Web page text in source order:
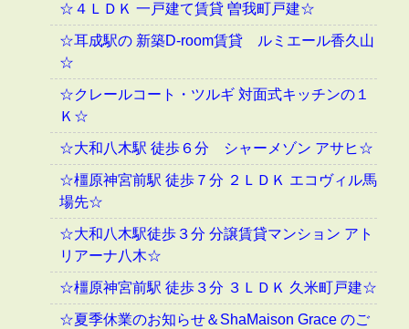
☆４ＬＤＫ 一戸建て賃貸 曽我町戸建☆
☆耳成駅の 新築D-room賃貸 ルミエール香久山
☆
☆クレールコート・ツルギ 対面式キッチンの１
Ｋ☆
☆大和八木駅 徒歩６分 シャーメゾン アサヒ☆
☆橿原神宮前駅 徒歩７分 ２ＬＤＫ エコヴィル馬
場先☆
☆大和八木駅徒歩３分 分譲賃貸マンション アト
リアーナ八木☆
☆橿原神宮前駅 徒歩３分 ３ＬＤＫ 久米町戸建☆
☆夏季休業のお知らせ＆ShaMaison Grace のご